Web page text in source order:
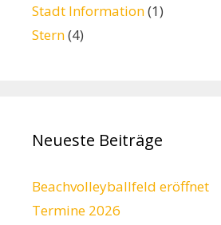
Stadt Information(1)
Stern(4)
Neueste Beiträge
Beachvolleyballfeld eröffnet
Termine 2026